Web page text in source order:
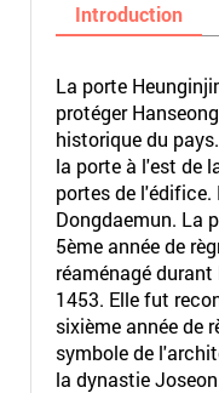
Introduction
La porte
protéger
historique du
la porte à l'est de
portes de l'édifice.
Dongdaemun. La
5ème année de
réaménagé
1453. Elle fut
sixième année de
symbole de
la dynastie